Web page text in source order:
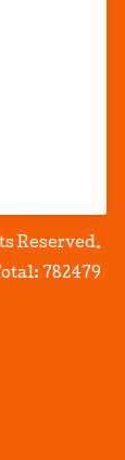
Reserved.
782479